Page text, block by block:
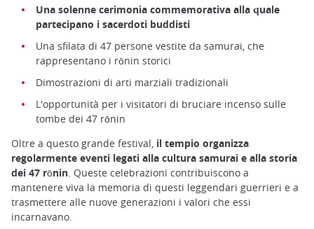
Una solenne cerimonia commemorativa alla quale
partecipano i sacerdoti buddisti
Una sfilata di 47 persone vestite da samurai, che
rappresentano i rōnin storici
Dimostrazioni di arti marziali tradizionali
L'opportunità per i visitatori di bruciare incenso sulle
tombe dei 47 rōnin
Oltre a questo grande festival, il tempio organizza
regolarmente eventi legati alla cultura samurai e alla storia
dei 47 rōnin . Queste celebrazioni contribuiscono a
mantenere viva la memoria di questi leggendari guerrieri e a
trasmettere alle nuove generazioni i valori che essi
incarnavano.